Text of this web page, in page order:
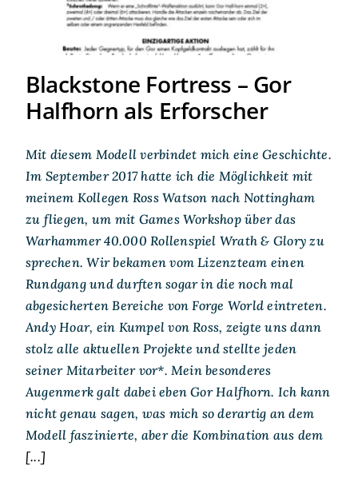
Blackstone Fortress – Gor
Halfhorn als Erforscher
Mit diesem Modell verbindet mich eine Geschichte.
Im September 2017 hatte ich die Möglichkeit mit
meinem Kollegen Ross Watson nach Nottingham
zu fliegen, um mit Games Workshop über das
Warhammer 40.000 Rollenspiel Wrath & Glory zu
sprechen. Wir bekamen vom Lizenzteam einen
Rundgang und durften sogar in die noch mal
abgesicherten Bereiche von Forge World eintreten.
Andy Hoar, ein Kumpel von Ross, zeigte uns dann
stolz alle aktuellen Projekte und stellte jeden
seiner Mitarbeiter vor*. Mein besonderes
Augenmerk galt dabei eben Gor Halfhorn. Ich kann
nicht genau sagen, was mich so derartig an dem
Modell faszinierte, aber die Kombination aus dem
[...]